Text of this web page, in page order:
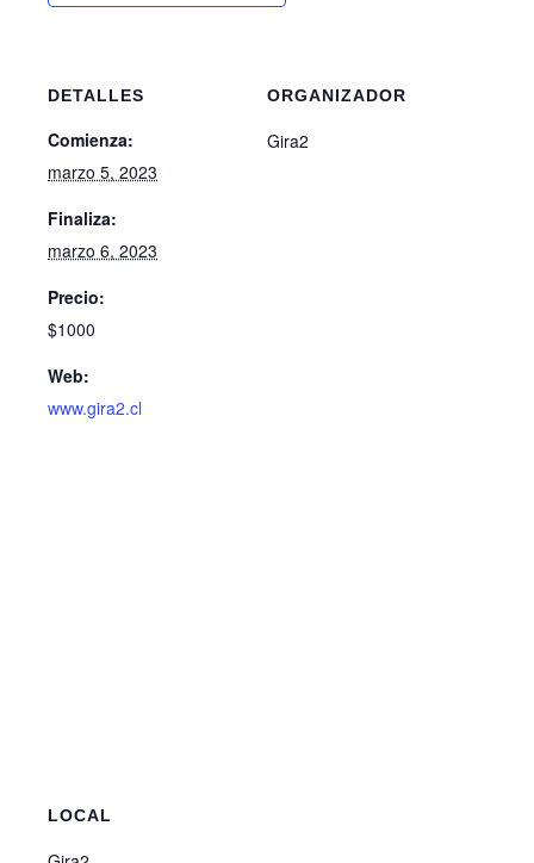
DETALLES
Comienza:
marzo 5, 2023
Finaliza:
marzo 6, 2023
Precio:
$1000
Web:
www.gira2.cl
ORGANIZADOR
Gira2
LOCAL